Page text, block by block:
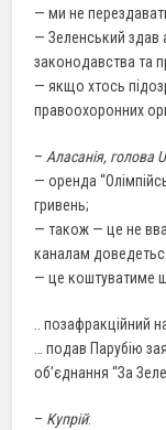
— ми не
— Зеленський здав
законодавства та
— якщо хтось
правоохоронних
–Аласанія, голова
— оренда
гривень;
— також — це не
каналам
— це коштуватиме
.. позафракційний
… подав Парубію
об’єднання “За
– Купрій: